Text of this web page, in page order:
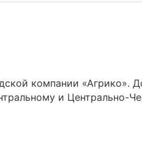
компании «Агрико».
и Центрально-